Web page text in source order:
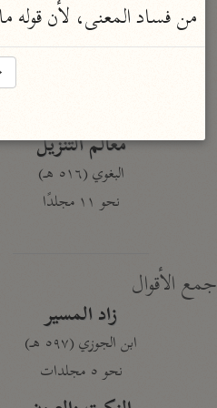
نحو ١٩ مجلدًا
الجامع لأحكام القرآن
معالم التنزيل
البغوي (٥١٦ هـ)
نحو ١١ مجلدًا
جمع الأقوال
زاد المسير
ابن الجوزي (٥٩٧ هـ)
نحو ٥ مجلدات
من فساد المعنى، لأن قوله